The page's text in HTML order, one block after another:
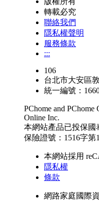
轉載必究
聯絡我們
隱私權聲明
服務條款
:::
106
台北市大安區
統一編號：
PChome and PChome
Online Inc.
本網站產品已投保國
保險證號：1516字第
本網站採用
隱私權
條款
網路家庭國際